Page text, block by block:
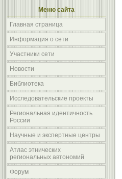
Меню сайта
Главная страница
Информация о сети
Участники сети
Новости
Библиотека
Исследовательские проекты
Региональная идентичность
России
Научные и экспертные центры
Атлас этнических
региональных автономий
Форум